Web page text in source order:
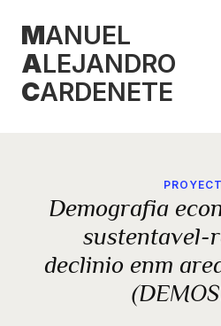
content
MANUEL
ALEJANDRO
CARDENETE
Demografia
sustentavel-
declinio enm